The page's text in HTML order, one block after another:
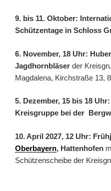
9. bis 11. Oktober:
Schützentage in Schloss
6. November, 18 Uhr:
Jagdhornbläser der
Magdalena, Kirchstraße 13,
5. Dezember, 15 bis 18
Kreisgruppe bei der
10. April 2027, 12 Uhr:
Oberbayern, Hattenhofen
Schützenscheibe der